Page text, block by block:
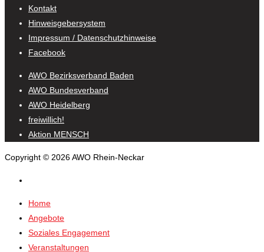
Kontakt
Hinweisgebersystem
Impressum / Datenschutzhinweise
Facebook
AWO Bezirksverband Baden
AWO Bundesverband
AWO Heidelberg
freiwillich!
Aktion MENSCH
Copyright © 2026 AWO Rhein-Neckar
Home
Angebote
Soziales Engagement
Veranstaltungen